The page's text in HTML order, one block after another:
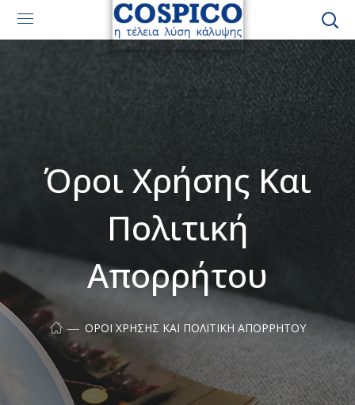
Όροι Χρήσης Και
Πολιτική
Απορρήτου
ΌΡΟΙ ΧΡΉΣΗΣ ΚΑΙ ΠΟΛΙΤΙΚΉ ΑΠΟΡΡΉΤΟΥ